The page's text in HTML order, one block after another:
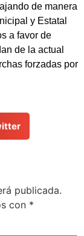
de manera
y Estatal
a favor de
de la actual
forzadas por
publicada.
con *